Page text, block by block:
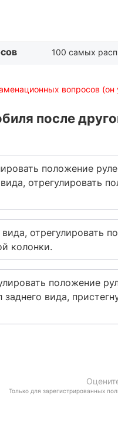
100 самых
вопросов (он
после
положение
отрегулировать
отрегулировать
колонки.
положение
вида,
Только для зарегистрированных